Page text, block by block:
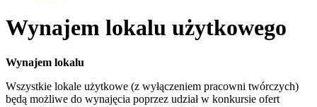
Wynajem lokalu użytkowego
Wynajem lokalu
Wszystkie lokale użytkowe (z wyłączeniem pracowni twórczych)
będą możliwe do wynajęcia poprzez udział w konkursie ofert